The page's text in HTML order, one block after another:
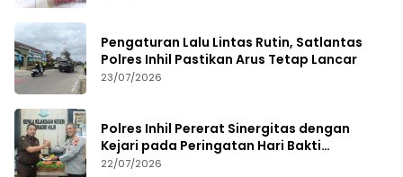
Pengaturan Lalu Lintas Rutin, Satlantas
Polres Inhil Pastikan Arus Tetap Lancar
23/07/2026
Polres Inhil Pererat Sinergitas dengan
Kejari pada Peringatan Hari Bakti
Adhyaksa ke-66
22/07/2026